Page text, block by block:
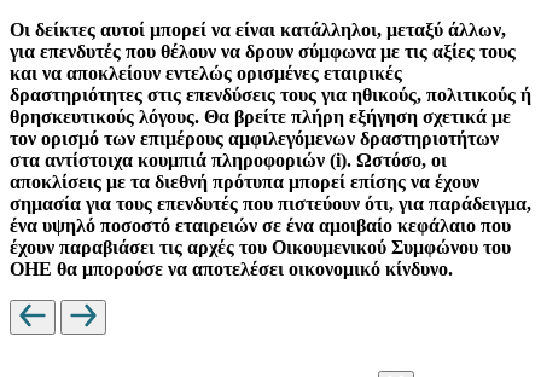
Οι δείκτες αυτοί μπορεί να είναι κατάλληλοι, μεταξύ άλλων,
για επενδυτές που θέλουν να δρουν σύμφωνα με τις αξίες τους
και να αποκλείουν εντελώς ορισμένες εταιρικές
δραστηριότητες στις επενδύσεις τους για ηθικούς, πολιτικούς ή
θρησκευτικούς λόγους. Θα βρείτε πλήρη εξήγηση σχετικά με
τον ορισμό των επιμέρους αμφιλεγόμενων δραστηριοτήτων
στα αντίστοιχα κουμπιά πληροφοριών (i). Ωστόσο, οι
αποκλίσεις με τα διεθνή πρότυπα μπορεί επίσης να έχουν
σημασία για τους επενδυτές που πιστεύουν ότι, για παράδειγμα,
ένα υψηλό ποσοστό εταιρειών σε ένα αμοιβαίο κεφάλαιο που
έχουν παραβιάσει τις αρχές του Οικουμενικού Συμφώνου του
ΟΗΕ θα μπορούσε να αποτελέσει οικονομικό κίνδυνο.